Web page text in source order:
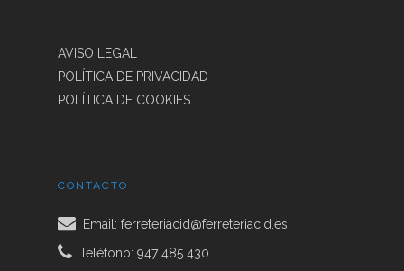
AVISO LEGAL
POLÍTICA DE PRIVACIDAD
POLÍTICA DE COOKIES
CONTACTO
Email: ferreteriacid@ferreteriacid.es
Teléfono: 947 485 430